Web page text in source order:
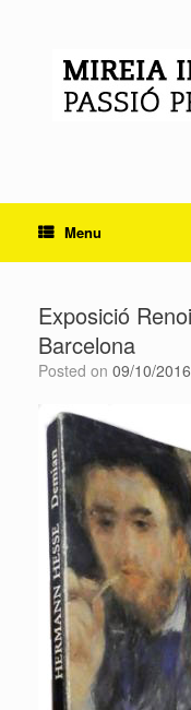
Menu
Exposició
Barcelona
Posted on 09/10/2016